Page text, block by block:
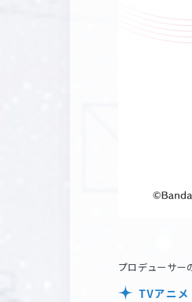
プロデューサー
TVアニ